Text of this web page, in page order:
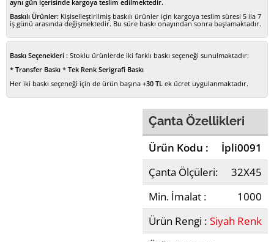
aynı gün içerisinde kargoya teslim edilmektedir.
Baskılı Ürünler: Kişiselleştirilmiş baskılı ürünler için kargoya teslim süresi 5 ila 7
iş günü arasında değişmektedir. Bu süre baskı onayından sonra başlamaktadır.
Baskı Seçenekleri : Stoklu ürünlerde iki farklı baskı seçeneği sunulmaktadır:
* Transfer Baskı * Tek Renk Serigrafi Baskı
Her iki baskı seçeneği için de ürün başına +30 TL ek ücret uygulanmaktadır.
Çanta Özellikleri
Ürün Kodu :
İpli0091
Çanta Ölçüleri:
32X45
Min. İmalat :
1000
Ürün Rengi : Siyah Renk